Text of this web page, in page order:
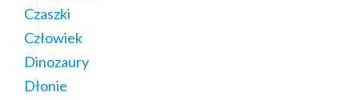
Czaszki
Człowiek
Dinozaury
Dłonie